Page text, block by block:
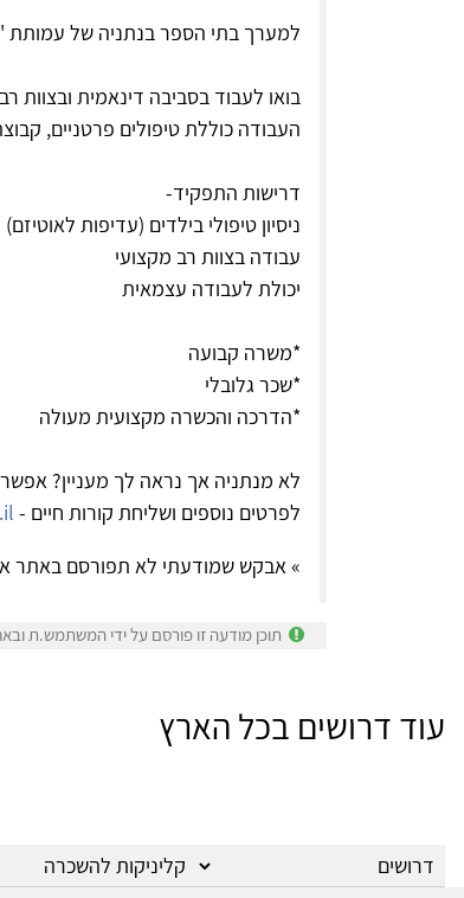
למערך בתי הספר בנתניה של עמותת
בואו לעבוד בסביבה דינאמית ובצוות
העבודה כוללת טיפולים פרטניים,
דרישות התפקיד-
ניסיון טיפולי בילדים (עדיפות לאוטיזם)
עבודה בצוות רב מקצועי
יכולת לעבודה עצמאית
*משרה קבועה
*שכר גלובלי
*הדרכה והכשרה מקצועית מעולה
לא מנתניה אך נראה לך מעניין?
לפרטים נוספים ושליחת קורות חיים -
» אבקש שמודעתי לא תפורסם באתר
תוכן מודעה זו פורסם על ידי המשתמש.ת
עוד דרושים בכל הארץ